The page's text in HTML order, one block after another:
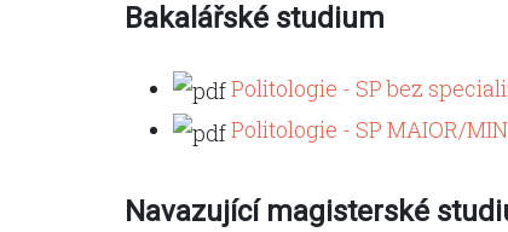
Bakalářské studium
Politologie - SP bez
Politologie - SP MAIOR/
Navazující magisterské